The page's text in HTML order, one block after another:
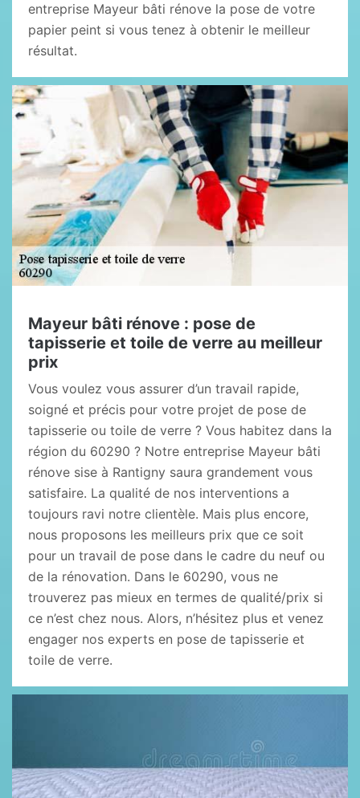
entreprise Mayeur bâti rénove la pose de votre
papier peint si vous tenez à obtenir le meilleur
résultat.
Mayeur bâti rénove : pose de
tapisserie et toile de verre au meilleur
prix
Vous voulez vous assurer d’un travail rapide,
soigné et précis pour votre projet de pose de
tapisserie ou toile de verre ? Vous habitez dans la
région du 60290 ? Notre entreprise Mayeur bâti
rénove sise à Rantigny saura grandement vous
satisfaire. La qualité de nos interventions a
toujours ravi notre clientèle. Mais plus encore,
nous proposons les meilleurs prix que ce soit
pour un travail de pose dans le cadre du neuf ou
de la rénovation. Dans le 60290, vous ne
trouverez pas mieux en termes de qualité/prix si
ce n’est chez nous. Alors, n’hésitez plus et venez
engager nos experts en pose de tapisserie et
toile de verre.